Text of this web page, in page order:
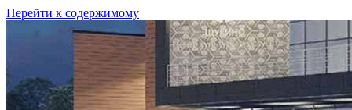
Перейти к содержимому